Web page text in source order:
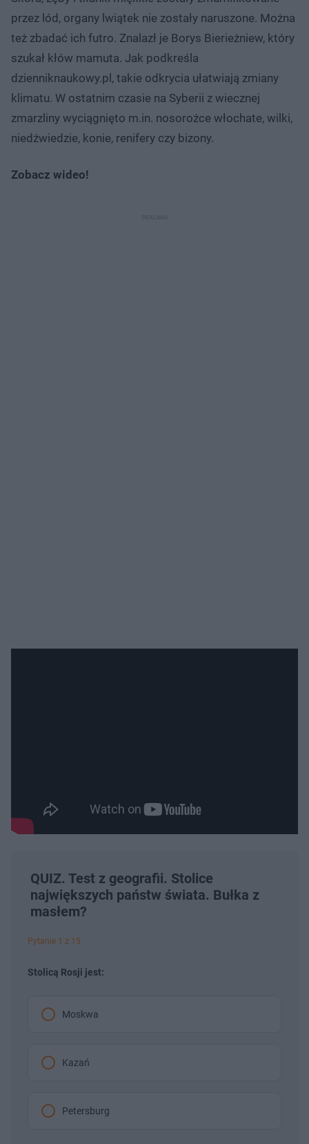
przez lód, organy lwiątek nie zostały naruszone. Można
też zbadać ich futro. Znalazł je Borys Bierieżniew, który
szukał kłów mamuta. Jak podkreśla
dzienniknaukowy.pl, takie odkrycia ułatwiają zmiany
klimatu. W ostatnim czasie na Syberii z wiecznej
zmarzliny wyciągnięto m.in. nosorożce włochate, wilki,
niedźwiedzie, konie, renifery czy bizony.
Zobacz wideo!
QUIZ. Test z geografii. Stolice
największych państw świata. Bułka z
masłem?
Pytanie 1 z 15
Stolicą Rosji jest:
Moskwa
Kazań
Petersburg